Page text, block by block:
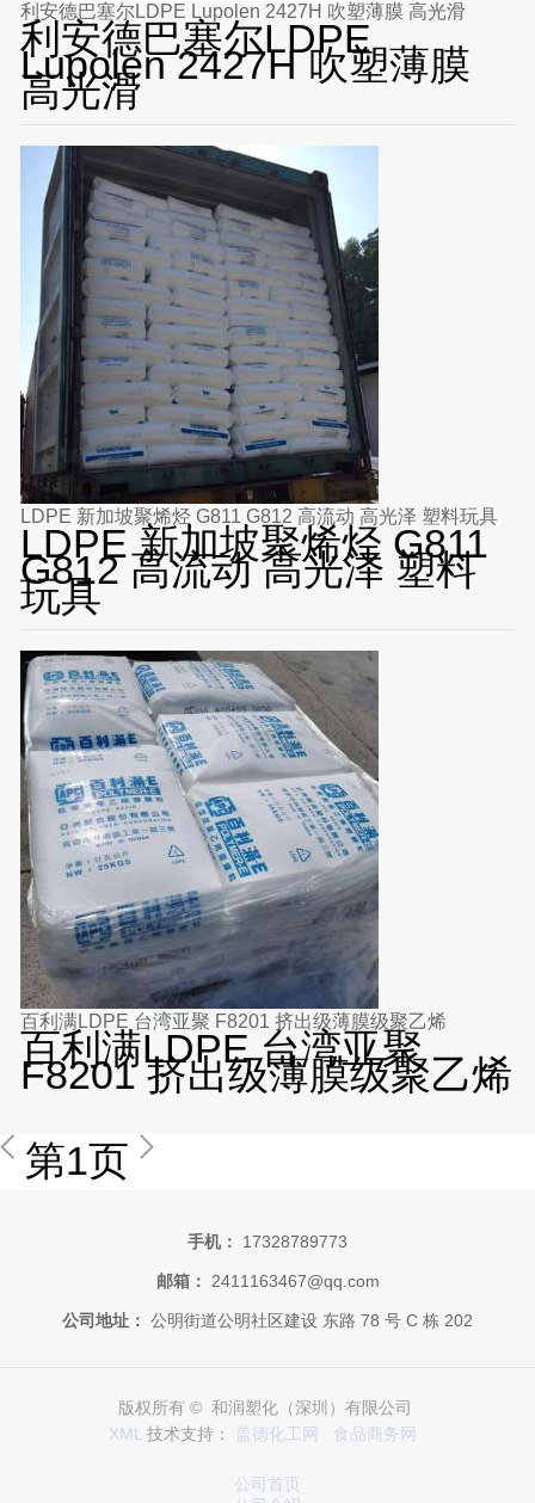
利安德巴塞尔LDPE Lupolen 2427H 吹塑薄膜 高光滑
利安德巴塞尔LDPE
Lupolen 2427H 吹塑薄膜
高光滑
LDPE 新加坡聚烯烃 G811 G812 高流动 高光泽 塑料玩具
LDPE 新加坡聚烯烃 G811
G812 高流动 高光泽 塑料
玩具
百利满LDPE 台湾亚聚 F8201 挤出级薄膜级聚乙烯
百利满LDPE 台湾亚聚
F8201 挤出级薄膜级聚乙烯
第1页
手机： 17328789773
邮箱： 2411163467@qq.com
公司地址： 公明街道公明社区建设 东路 78 号 C 栋 202
版权所有 © 和润塑化（深圳）有限公司
XML
技术支持： 盖德化工网 食品商务网
公司首页